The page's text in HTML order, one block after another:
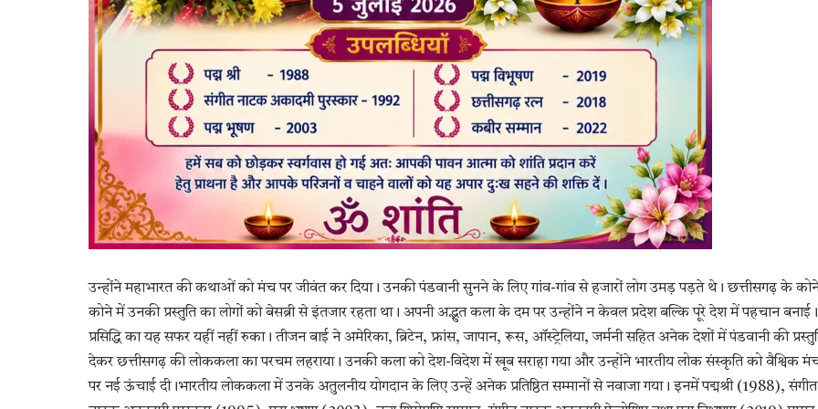
उन्होंने महाभारत की कथाओं को मंच पर जीवंत कर दिया। उनकी पंडवानी सुनने के लिए गांव-गांव से हजारों लोग उमड़ पड़ते थे। छत्तीसगढ़ के
कोने में उनकी प्रस्तुति का लोगों को बेसब्री से इंतजार रहता था। अपनी अद्भुत कला के दम पर उन्होंने न केवल प्रदेश बल्कि पूरे देश में पहचान बनाई।
प्रसिद्धि का यह सफर यहीं नहीं रुका। तीजन बाई ने अमेरिका, ब्रिटेन, फ्रांस, जापान, रूस, ऑस्ट्रेलिया, जर्मनी सहित अनेक देशों में पंडवानी की
देकर छत्तीसगढ़ की लोककला का परचम लहराया। उनकी कला को देश-विदेश में खूब सराहा गया और उन्होंने भारतीय लोक संस्कृति को वैश्विक
पर नई ऊंचाई दी।भारतीय लोककला में उनके अतुलनीय योगदान के लिए उन्हें अनेक प्रतिष्ठित सम्मानों से नवाजा गया। इनमें पद्मश्री (1988), संगीत